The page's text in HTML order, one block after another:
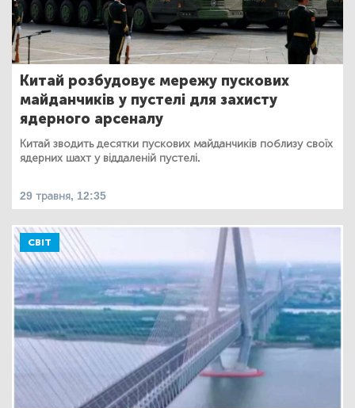
Китай розбудовує мережу пускових
майданчиків у пустелі для захисту
ядерного арсеналу
Китай зводить десятки пускових майданчиків поблизу своїх
ядерних шахт у віддаленій пустелі.
29 травня, 12:35
СВІТ